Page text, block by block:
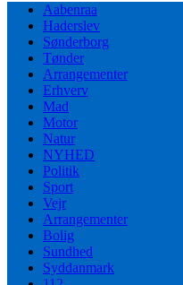
Aabenraa
Haderslev
Sønderborg
Tønder
Arrangementer
Erhverv
Mad
Motor
Natur
NYHED
Politik
Sport
Vejr
Arrangementer
Bolig
Sundhed
Syddanmark